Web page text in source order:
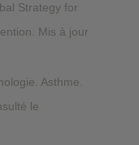
Strategy for
Mis à jour
Asthme.
le